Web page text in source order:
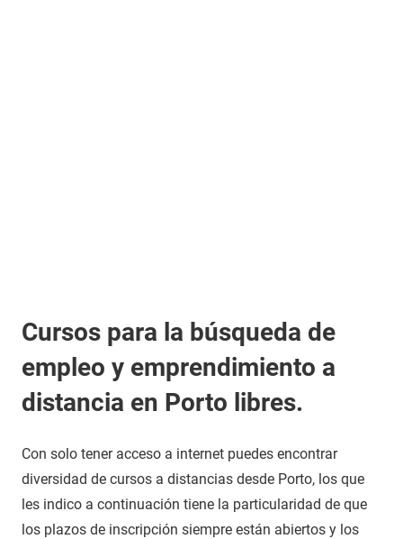
Cursos para la búsqueda de
empleo y emprendimiento a
distancia en Porto libres.
Con solo tener acceso a internet puedes encontrar
diversidad de cursos a distancias desde Porto, los que
les indico a continuación tiene la particularidad de que
los plazos de inscripción siempre están abiertos y los